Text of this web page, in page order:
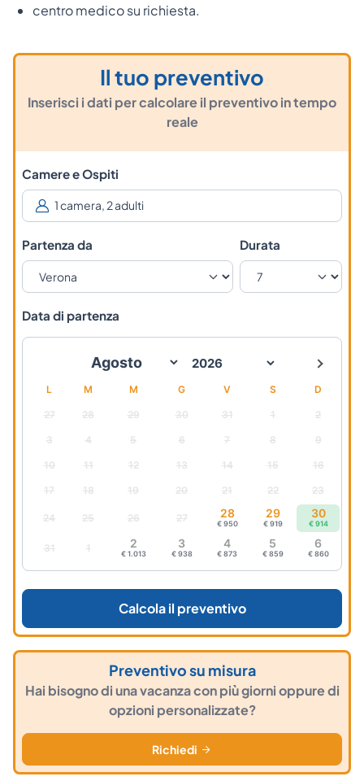
centro medico su richiesta.
Il tuo preventivo
Inserisci i dati per calcolare il preventivo in tempo
reale
Camere e Ospiti
Partenza da Durata
Data di partenza
L M M G V S D
27 28 29 30 31 1 2
3 4 5 6 7 8 9
10 11 12 13 14 15 16
17 18 19 20 21 22 23
24 25 26 27 28
€ 950
29
€ 919
30
€ 914
31 1 2
€ 1.013
3
€ 938
4
€ 873
5
€ 859
6
€ 860
Calcola il preventivo
Preventivo su misura
Hai bisogno di una vacanza con più giorni oppure di
opzioni personalizzate?
Richiedi